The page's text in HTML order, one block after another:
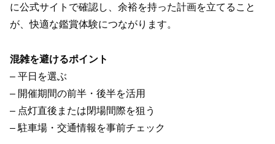
に公式サイトで確認し、余裕を持った計画を立てること
が、快適な鑑賞体験につながります。
混雑を避けるポイント
– 平日を選ぶ
– 開催期間の前半・後半を活用
– 点灯直後または閉場間際を狙う
– 駐車場・交通情報を事前チェック